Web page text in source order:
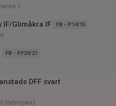
1
IF/Glimåkra IF FB - P14/15
FB - PF20/21
DFF svart
(nybörjare)